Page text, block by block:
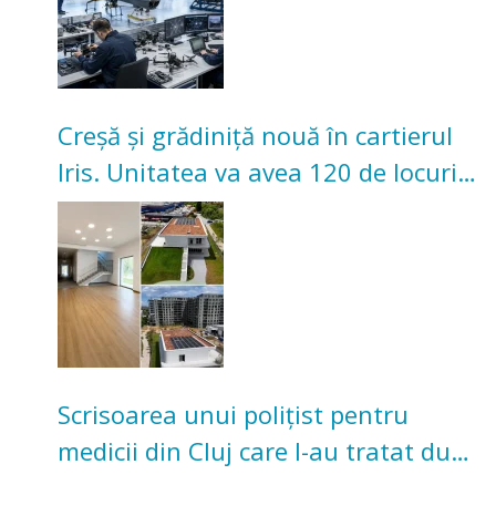
Creșă și grădiniță nouă în cartierul
Iris. Unitatea va avea 120 de locuri
pentru copii
Scrisoarea unui polițist pentru
medicii din Cluj care l-au tratat după